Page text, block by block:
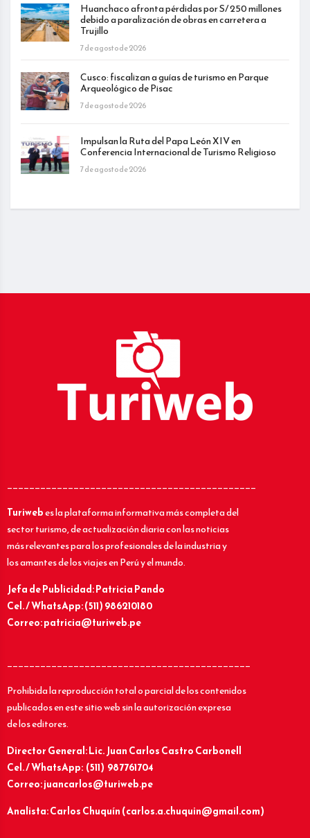
Huanchaco afronta pérdidas por S/ 250 millones
debido a paralización de obras en carretera a
Trujillo
7 de agosto de 2026
Cusco: fiscalizan a guías de turismo en Parque
Arqueológico de Pisac
7 de agosto de 2026
Impulsan la Ruta del Papa León XIV en
Conferencia Internacional de Turismo Religioso
7 de agosto de 2026
_____________________________________________
Turiwebes la plataforma informativa más completa del
sector turismo, de actualización diaria con las noticias
más relevantes para los profesionales de la industria y
los amantes de los viajes en Perú y el mundo.
Jefa de Publicidad: Patricia Pando
Cel. / WhatsApp: (511) 986210180
Correo: patricia@turiweb.pe
____________________________________________
Prohibida la reproducción total o parcial de los contenidos
publicados en este sitio web sin la autorización expresa
de los editores.
Director General: Lic.Juan Carlos Castro Carbonell
Cel. / WhatsApp: (511) 987761704
Correo: juancarlos@turiweb.pe
Analista: Carlos Chuquín (carlos.a.chuquin@gmail.com)